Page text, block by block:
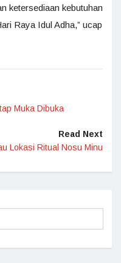
ketersediaan kebutuhan
Raya Idul Adha,” ucap
Muka Dibuka
Read Next
Lokasi Ritual Nosu Minu